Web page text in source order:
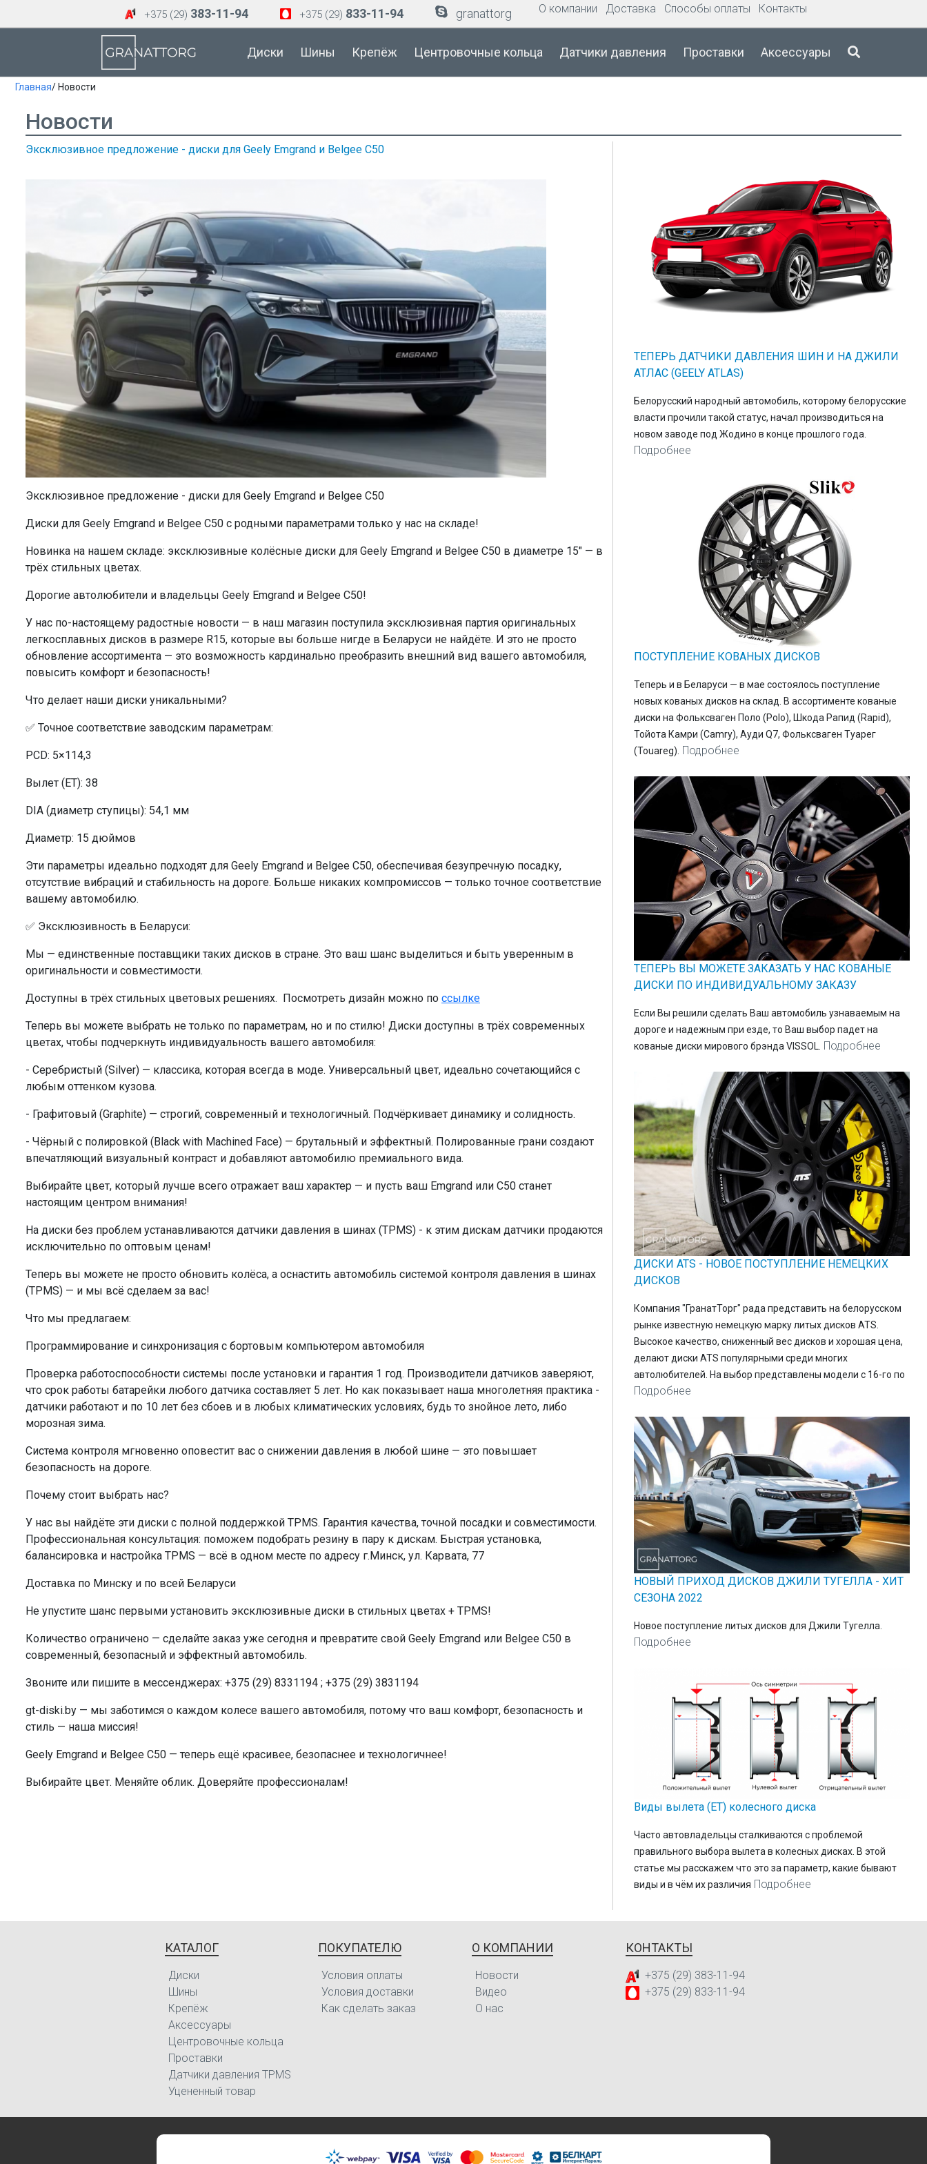
+375 (29) 383-11-94 +375 (29) 833-11-94 granattorg О компании Доставка Способы оплаты Контакты
Диски Шины Крепёж Центровочные кольца Датчики давления Проставки Аксессуары
Главная/ Новости
Новости
Эксклюзивное предложение - диски для Geely Emgrand и Belgee C50
Эксклюзивное предложение - диски для Geely Emgrand и Belgee C50
Диски для Geely Emgrand и Belgee C50 с родными параметрами только у нас на складе!
Новинка на нашем складе: эксклюзивные колёсные диски для Geely Emgrand и Belgee C50 в диаметре 15" — в
трёх стильных цветах.
Дорогие автолюбители и владельцы Geely Emgrand и Belgee C50!
У нас по-настоящему радостные новости — в наш магазин поступила эксклюзивная партия оригинальных
легкосплавных дисков в размере R15, которые вы больше нигде в Беларуси не найдёте. И это не просто
обновление ассортимента — это возможность кардинально преобразить внешний вид вашего автомобиля,
повысить комфорт и безопасность!
Что делает наши диски уникальными?
✅ Точное соответствие заводским параметрам:
PCD: 5×114,3
Вылет (ET): 38
DIA (диаметр ступицы): 54,1 мм
Диаметр: 15 дюймов
Эти параметры идеально подходят для Geely Emgrand и Belgee C50, обеспечивая безупречную посадку,
отсутствие вибраций и стабильность на дороге. Больше никаких компромиссов — только точное соответствие
вашему автомобилю.
✅ Эксклюзивность в Беларуси:
Мы — единственные поставщики таких дисков в стране. Это ваш шанс выделиться и быть уверенным в
оригинальности и совместимости.
Доступны в трёх стильных цветовых решениях. Посмотреть дизайн можно по ссылке
Теперь вы можете выбрать не только по параметрам, но и по стилю! Диски доступны в трёх современных
цветах, чтобы подчеркнуть индивидуальность вашего автомобиля:
- Серебристый (Silver) — классика, которая всегда в моде. Универсальный цвет, идеально сочетающийся с
любым оттенком кузова.
- Графитовый (Graphite) — строгий, современный и технологичный. Подчёркивает динамику и солидность.
- Чёрный с полировкой (Black with Machined Face) — брутальный и эффектный. Полированные грани создают
впечатляющий визуальный контраст и добавляют автомобилю премиального вида.
Выбирайте цвет, который лучше всего отражает ваш характер — и пусть ваш Emgrand или C50 станет
настоящим центром внимания!
На диски без проблем устанавливаются датчики давления в шинах (TPMS) - к этим дискам датчики продаются
исключительно по оптовым ценам!
Теперь вы можете не просто обновить колёса, а оснастить автомобиль системой контроля давления в шинах
(TPMS) — и мы всё сделаем за вас!
Что мы предлагаем:
Программирование и синхронизация с бортовым компьютером автомобиля
Проверка работоспособности системы после установки и гарантия 1 год. Производители датчиков заверяют,
что срок работы батарейки любого датчика составляет 5 лет. Но как показывает наша многолетняя практика -
датчики работают и по 10 лет без сбоев и в любых климатических условиях, будь то знойное лето, либо
морозная зима.
Система контроля мгновенно оповестит вас о снижении давления в любой шине — это повышает
безопасность на дороге.
Почему стоит выбрать нас?
У нас вы найдёте эти диски с полной поддержкой TPMS. Гарантия качества, точной посадки и совместимости.
Профессиональная консультация: поможем подобрать резину в пару к дискам. Быстрая установка,
балансировка и настройка TPMS — всё в одном месте по адресу г.Минск, ул. Карвата, 77
Доставка по Минску и по всей Беларуси
Не упустите шанс первыми установить эксклюзивные диски в стильных цветах + TPMS!
Количество ограничено — сделайте заказ уже сегодня и превратите свой Geely Emgrand или Belgee C50 в
современный, безопасный и эффектный автомобиль.
Звоните или пишите в мессенджерах: +375 (29) 8331194 ; +375 (29) 3831194
gt-diski.by — мы заботимся о каждом колесе вашего автомобиля, потому что ваш комфорт, безопасность и
стиль — наша миссия!
Geely Emgrand и Belgee C50 — теперь ещё красивее, безопаснее и технологичнее!
Выбирайте цвет. Меняйте облик. Доверяйте профессионалам!
ТЕПЕРЬ ДАТЧИКИ ДАВЛЕНИЯ ШИН И НА ДЖИЛИ
АТЛАС (GEELY ATLAS)
Белорусский народный автомобиль, которому белорусские
власти прочили такой статус, начал производиться на
новом заводе под Жодино в конце прошлого года.
Подробнее
ПОСТУПЛЕНИЕ КОВАНЫХ ДИСКОВ
Теперь и в Беларуси — в мае состоялось поступление
новых кованых дисков на склад. В ассортименте кованые
диски на Фольксваген Поло (Polo), Шкода Рапид (Rapid),
Тойота Камри (Camry), Ауди Q7, Фольксваген Туарег
(Touareg). Подробнее
ТЕПЕРЬ ВЫ МОЖЕТЕ ЗАКАЗАТЬ У НАС КОВАНЫЕ
ДИСКИ ПО ИНДИВИДУАЛЬНОМУ ЗАКАЗУ
Eсли Вы решили сделать Ваш автомобиль узнаваемым на
дороге и надежным при езде, то Ваш выбор падет на
кованые диски мирового брэнда VISSOL. Подробнее
ДИСКИ ATS - НОВОЕ ПОСТУПЛЕНИЕ НЕМЕЦКИХ
ДИСКОВ
Компания "ГранатТорг" рада представить на белорусском
рынке известную немецкую марку литых дисков ATS.
Высокое качество, сниженный вес дисков и хорошая цена,
делают диски ATS популярными среди многих
автолюбителей. На выбор представлены модели с 16-го по
Подробнее
НОВЫЙ ПРИХОД ДИСКОВ ДЖИЛИ ТУГЕЛЛА - ХИТ
СЕЗОНА 2022
Новое поступление литых дисков для Джили Тугелла.
Подробнее
Виды вылета (ET) колесного диска
Часто автовладельцы сталкиваются с проблемой
правильного выбора вылета в колесных дисках. В этой
статье мы расскажем что это за параметр, какие бывают
виды и в чём их различия Подробнее
КАТАЛОГ
Диски
Шины
Крепёж
Аксессуары
Центровочные кольца
Проставки
Датчики давления TPMS
Уцененный товар
ПОКУПАТЕЛЮ
Условия оплаты
Условия доставки
Как сделать заказ
О КОМПАНИИ
Новости
Видео
О нас
КОНТАКТЫ
+375 (29) 383-11-94
+375 (29) 833-11-94